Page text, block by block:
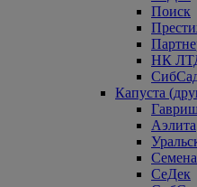
Поиск
НК
Капуста
Аэлита
СеДек